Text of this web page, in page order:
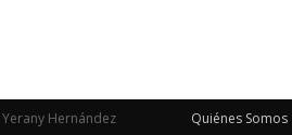
Quiénes Somos
Yerany Hernández